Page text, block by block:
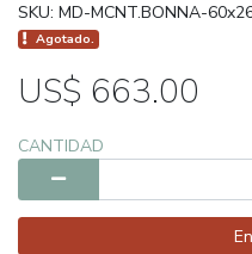
SKU: MD-MCNT.BONNA-
Agotado.
US$ 663.00
CANTIDAD